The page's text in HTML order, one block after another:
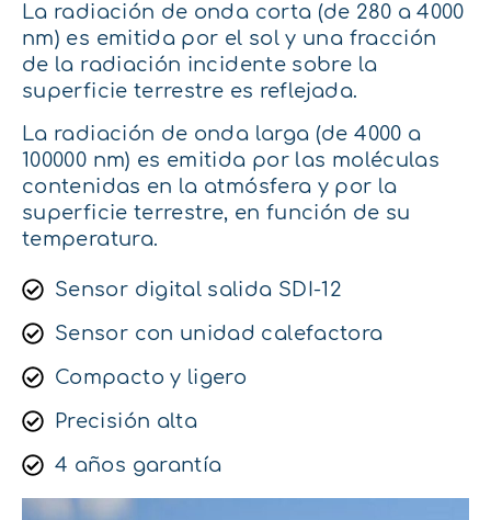
La radiación de onda corta (de 280 a 4000
nm) es emitida por el sol y una fracción
de la radiación incidente sobre la
superficie terrestre es reflejada.
La radiación de onda larga (de 4000 a
100000 nm) es emitida por las moléculas
contenidas en la atmósfera y por la
superficie terrestre, en función de su
temperatura.
Sensor digital salida SDI-12
Sensor con unidad calefactora
Compacto y ligero
Precisión alta
4 años garantía